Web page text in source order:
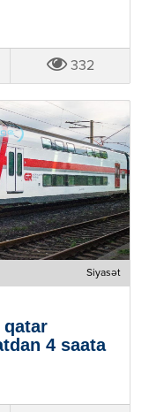
332
Siyasət
4 saata